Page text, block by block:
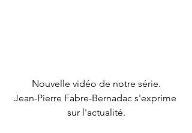
Nouvelle vidéo de notre série.
Jean-Pierre Fabre-Bernadac s'exprime
sur l'actualité.